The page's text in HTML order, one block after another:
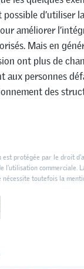
possible d’utiliser
améliorer
Mais en
ont plus de
aux personnes
des
est protégée par le droit
l'utilisation commerciale.
toutefois la